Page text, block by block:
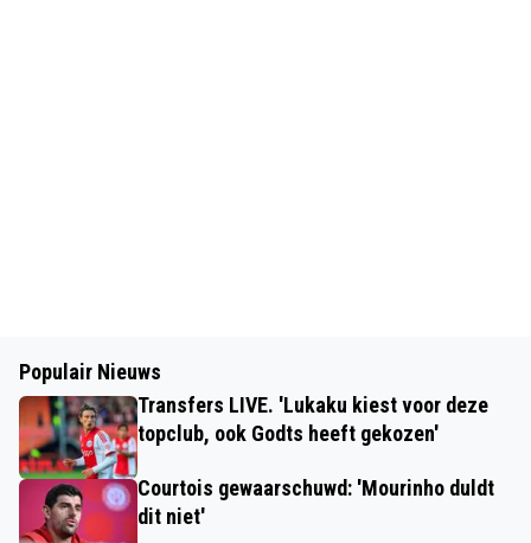
Populair Nieuws
Transfers LIVE. 'Lukaku kiest voor deze
topclub, ook Godts heeft gekozen'
Courtois gewaarschuwd: 'Mourinho duldt
dit niet'